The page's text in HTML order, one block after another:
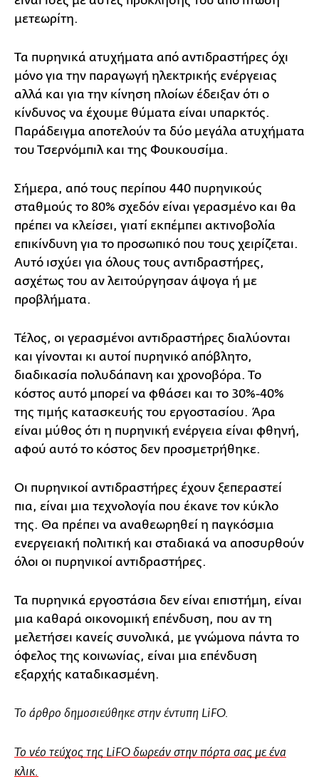
μετεωρίτη.
Τα πυρηνικά ατυχήματα από αντιδραστήρες όχι
μόνο για την παραγωγή ηλεκτρικής ενέργειας
αλλά και για την κίνηση πλοίων έδειξαν ότι ο
κίνδυνος να έχουμε θύματα είναι υπαρκτός.
Παράδειγμα αποτελούν τα δύο μεγάλα ατυχήματα
του Τσερνόμπιλ και της Φουκουσίμα.
Σήμερα, από τους περίπου 440 πυρηνικούς
σταθμούς το 80% σχεδόν είναι γερασμένο και θα
πρέπει να κλείσει, γιατί εκπέμπει ακτινοβολία
επικίνδυνη για το προσωπικό που τους χειρίζεται.
Αυτό ισχύει για όλους τους αντιδραστήρες,
ασχέτως του αν λειτούργησαν άψογα ή με
προβλήματα.
Τέλος, οι γερασμένοι αντιδραστήρες διαλύονται
και γίνονται κι αυτοί πυρηνικό απόβλητο,
διαδικασία πολυδάπανη και χρονοβόρα. Το
κόστος αυτό μπορεί να φθάσει και το 30%-40%
της τιμής κατασκευής του εργοστασίου. Άρα
είναι μύθος ότι η πυρηνική ενέργεια είναι φθηνή,
αφού αυτό το κόστος δεν προσμετρήθηκε.
Οι πυρηνικοί αντιδραστήρες έχουν ξεπεραστεί
πια, είναι μια τεχνολογία που έκανε τον κύκλο
της. Θα πρέπει να αναθεωρηθεί η παγκόσμια
ενεργειακή πολιτική και σταδιακά να αποσυρθούν
όλοι οι πυρηνικοί αντιδραστήρες.
Τα πυρηνικά εργοστάσια δεν είναι επιστήμη, είναι
μια καθαρά οικονομική επένδυση, που αν τη
μελετήσει κανείς συνολικά, με γνώμονα πάντα το
όφελος της κοινωνίας, είναι μια επένδυση
εξαρχής καταδικασμένη.
Το άρθρο δημοσιεύθηκε στην έντυπη LiFO.
To νέο τεύχος της LiFO δωρεάν στην πόρτα σας με ένα
κλικ.